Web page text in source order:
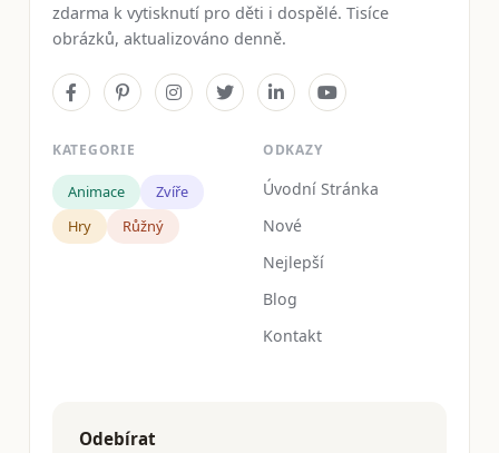
zdarma k vytisknutí pro děti i dospělé. Tisíce
obrázků, aktualizováno denně.
KATEGORIE
Animace
Zvíře
Hry
Růžný
ODKAZY
Úvodní Stránka
Nové
Nejlepší
Blog
Kontakt
Odebírat